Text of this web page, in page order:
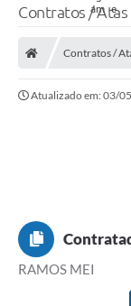
Contratos /
Contratos /
Atualizado em: 03/
RAMOS MEI